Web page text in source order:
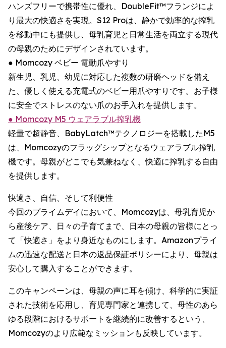
ハンズフリーで携帯性に優れ、DoubleFit™フランジによ
り最大の快適さを実現。S12 Proは、静かで効率的な搾乳
を移動中にも提供し、母乳育児と日常生活を両立する現代
の母親のためにデザインされています。
● Momcozy ベビー 電動爪やすり
新生児、乳児、幼児に対応した複数の研磨ヘッドを備え
た、優しく使える充電式のベビー用爪やすりです。お子様
に安全でストレスのない爪のお手入れを提供します。
● Momcozy M5 ウェアラブル搾乳機
軽量で超静音、BabyLatch™テクノロジーを搭載したM5
は、Momcozyのフラッグシップとなるウェアラブル搾乳
機です。母親がどこでも気兼ねなく、快適に搾乳する自由
を提供します。
快適さ、自信、そして利便性
今回のプライムデイにおいて、Momcozyは、母乳育児か
ら産後ケア、日々の子育てまで、日本の母親の皆様にとっ
て「快適さ」をより身近なものにします。Amazonプライ
ムの迅速な配送と日本の返品保証ポリシーにより、母親は
安心して購入することができます。
このキャンペーンは、母親の声に耳を傾け、科学的に実証
された技術を応用し、育児専門家と連携して、母性のあら
ゆる段階におけるサポートを継続的に改善するという、
Momcozyのより広範なミッションも反映しています。